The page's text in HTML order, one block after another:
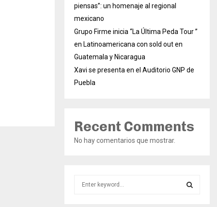
piensas”: un homenaje al regional
mexicano
Grupo Firme inicia “La Última Peda Tour ”
en Latinoamericana con sold out en
Guatemala y Nicaragua
Xavi se presenta en el Auditorio GNP de
Puebla
Recent Comments
No hay comentarios que mostrar.